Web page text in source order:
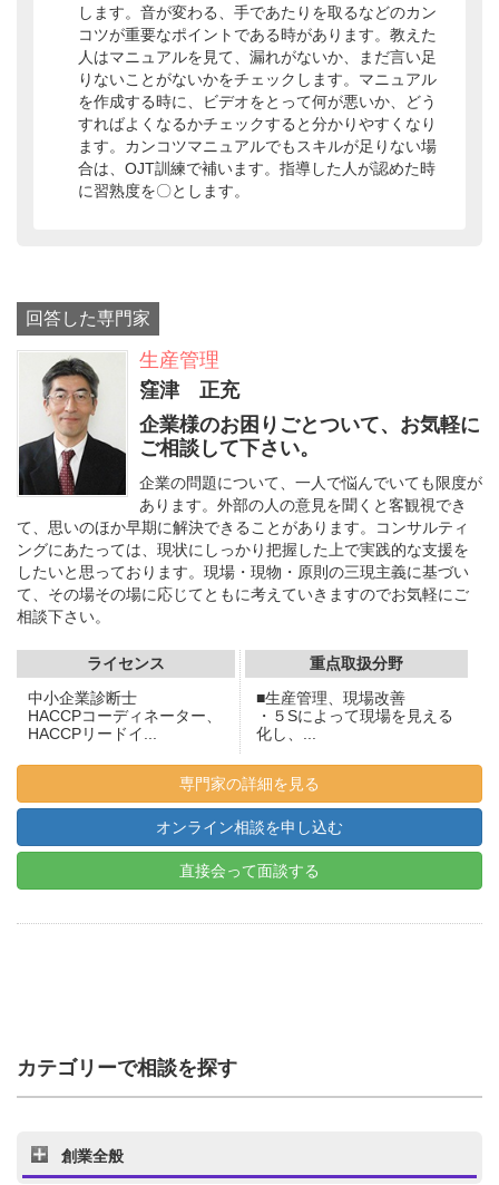
します。音が変わる、手であたりを取るなどのカン
コツが重要なポイントである時があります。教えた
人はマニュアルを見て、漏れがないか、まだ言い足
りないことがないかをチェックします。マニュアル
を作成する時に、ビデオをとって何が悪いか、どう
すればよくなるかチェックすると分かりやすくなり
ます。カンコツマニュアルでもスキルが足りない場
合は、OJT訓練で補います。指導した人が認めた時
に習熟度を〇とします。
回答した専門家
生産管理
窪津 正充
企業様のお困りごとついて、お気軽に
ご相談して下さい。
企業の問題について、一人で悩んでいても限度が
あります。外部の人の意見を聞くと客観視でき
て、思いのほか早期に解決できることがあります。コンサルティ
ングにあたっては、現状にしっかり把握した上で実践的な支援を
したいと思っております。現場・現物・原則の三現主義に基づい
て、その場その場に応じてともに考えていきますのでお気軽にご
相談下さい。
ライセンス
中小企業診断士
HACCPコーディネーター、
HACCPリードイ...
重点取扱分野
■生産管理、現場改善
・５Sによって現場を見える
化し、...
専門家の詳細を見る
オンライン相談を申し込む
直接会って面談する
カテゴリーで相談を探す
創業全般